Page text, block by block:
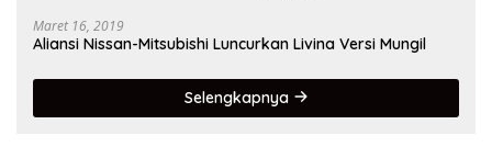
Maret 16, 2019
Aliansi Nissan-Mitsubishi Luncurkan Livina Versi Mungil
Selengkapnya